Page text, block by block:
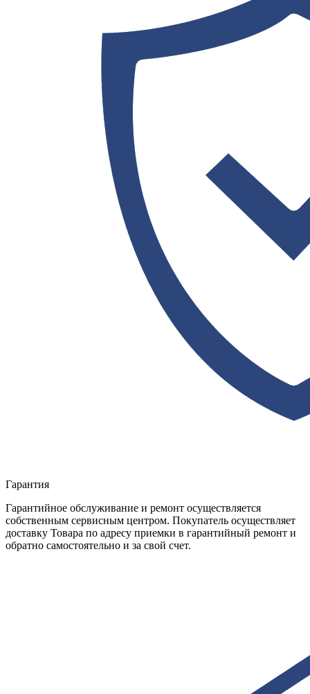
Гарантия
Гарантийное обслуживание и ремонт осуществляется
собственным сервисным центром. Покупатель осуществляет
доставку Товара по адресу приемки в гарантийный ремонт и
обратно самостоятельно и за свой счет.